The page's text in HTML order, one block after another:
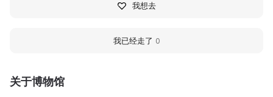
关于博物馆
我想去
我已经走了 0